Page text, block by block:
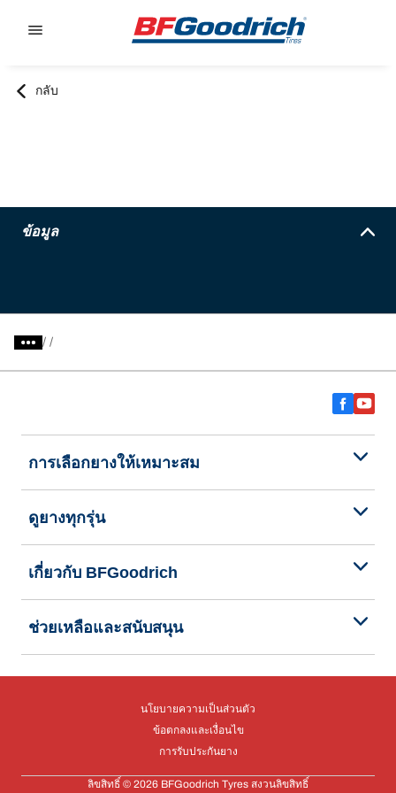
กลับ
ข้อมูล
/
การเลือกยางให้เหมาะสม
ดูยางทุกรุ่น
เกี่ยวกับ BFGoodrich
ช่วยเหลือและสนับสนุน
นโยบายความเป็นส่วนตัว
ข้อตกลงและเงื่อนไข
การรับประกันยาง
ลิขสิทธิ์ © 2026 BFGoodrich Tyres สงวนลิขสิทธิ์